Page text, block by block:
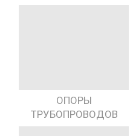
ОПОРЫ
ТРУБОПРОВОДОВ